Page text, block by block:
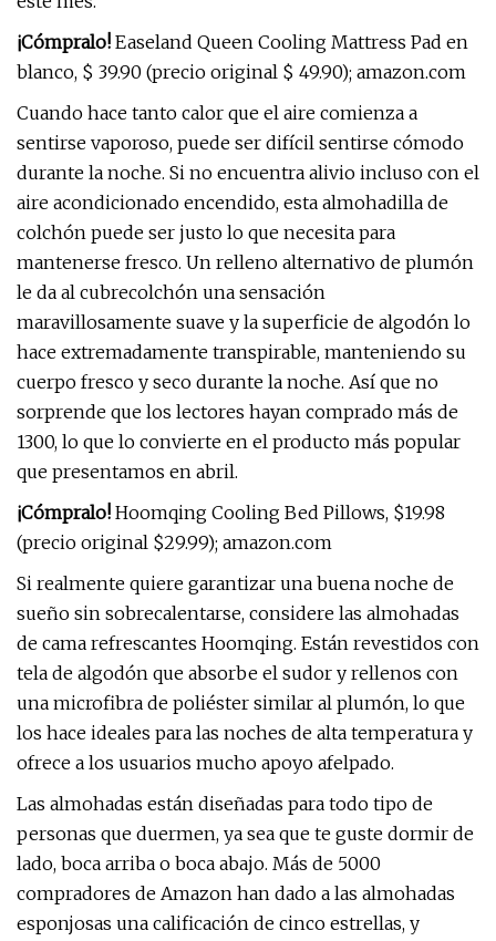
¡Cómpralo! Easeland Queen Cooling Mattress Pad en
blanco, $ 39.90 (precio original $ 49.90); amazon.com
Cuando hace tanto calor que el aire comienza a
sentirse vaporoso, puede ser difícil sentirse cómodo
durante la noche. Si no encuentra alivio incluso con el
aire acondicionado encendido, esta almohadilla de
colchón puede ser justo lo que necesita para
mantenerse fresco. Un relleno alternativo de plumón
le da al cubrecolchón una sensación
maravillosamente suave y la superficie de algodón lo
hace extremadamente transpirable, manteniendo su
cuerpo fresco y seco durante la noche. Así que no
sorprende que los lectores hayan comprado más de
1300, lo que lo convierte en el producto más popular
que presentamos en abril.
¡Cómpralo! Hoomqing Cooling Bed Pillows, $19.98
(precio original $29.99); amazon.com
Si realmente quiere garantizar una buena noche de
sueño sin sobrecalentarse, considere las almohadas
de cama refrescantes Hoomqing. Están revestidos con
tela de algodón que absorbe el sudor y rellenos con
una microfibra de poliéster similar al plumón, lo que
los hace ideales para las noches de alta temperatura y
ofrece a los usuarios mucho apoyo afelpado.
Las almohadas están diseñadas para todo tipo de
personas que duermen, ya sea que te guste dormir de
lado, boca arriba o boca abajo. Más de 5000
compradores de Amazon han dado a las almohadas
esponjosas una calificación de cinco estrellas, y